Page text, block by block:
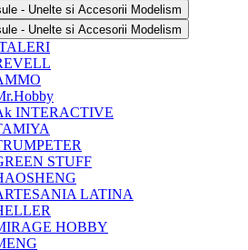
- Unelte si Accesorii Modelism
- Unelte si Accesorii Modelism
INTERACTIVE
STUFF
LATINA
HOBBY